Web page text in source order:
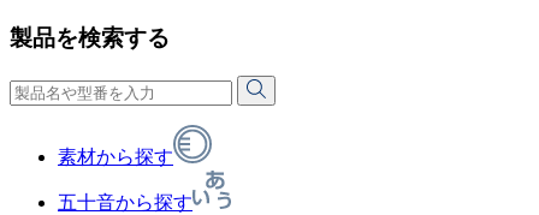
製品を検索する
素材から探す
五十音から探す